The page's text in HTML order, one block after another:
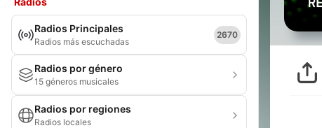
Radios Principales
Radios más escuchadas
2670
Radios por género
15 géneros musicales
Radios por regiones
Radios locales